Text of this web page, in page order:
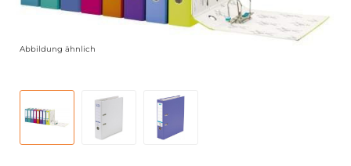
Abbildung ähnlich